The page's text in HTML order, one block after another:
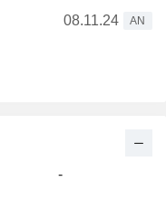
08.11.24
AN
-